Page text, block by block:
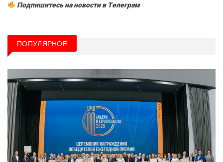
Подпишитесь на новости в Tелеграм
ПОПУЛЯРНОЕ